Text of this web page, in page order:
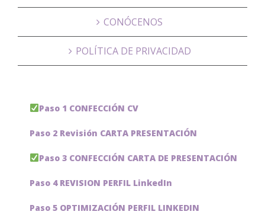
CONÓCENOS
POLÍTICA DE PRIVACIDAD
Paso 1 CONFECCIÓN CV
Paso 2 Revisión CARTA PRESENTACIÓN
Paso 3 CONFECCIÓN CARTA DE PRESENTACIÓN
Paso 4 REVISION PERFIL LinkedIn
Paso 5 OPTIMIZACIÓN PERFIL LINKEDIN